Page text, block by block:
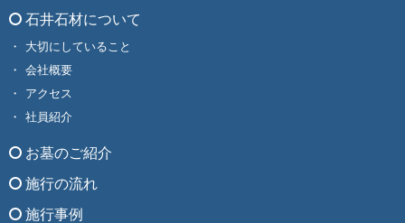
石井石材について
大切にしていること
会社概要
アクセス
社員紹介
お墓のご紹介
施行の流れ
施行事例